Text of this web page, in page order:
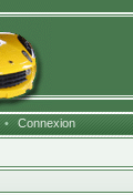
• Connexion